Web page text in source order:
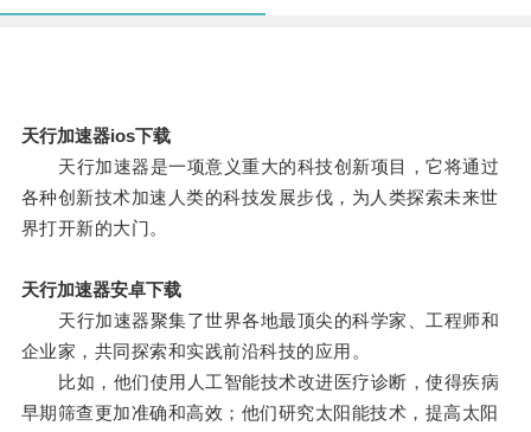
天行加速器ios下载
天行加速器是一项意义重大的科技创新项目，它将通过
各种创新技术加速人类的科技发展步伐，为人类探索未来世
界打开新的大门。
天行加速器安卓下载
天行加速器聚集了世界各地最顶尖的科学家、工程师和
企业家，共同探索和实践前沿科技的应用。
比如，他们使用人工智能技术改进医疗诊断，使得疾病
早期筛查更加准确和高效；他们研究太阳能技术，提高太阳